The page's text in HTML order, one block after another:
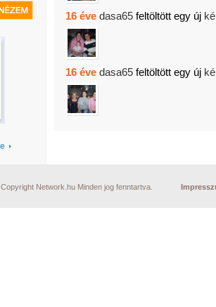
16 éve dasa65 feltöltött egy új
16 éve dasa65 feltöltött egy új
Network.hu Minden jog fenntartva.